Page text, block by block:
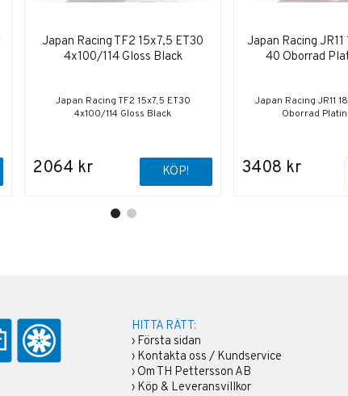
Japan Racing TF2 15x7,5 ET30
4x100/114 Gloss Black
Japan Racing TF2 15x7,5 ET30
4x100/114 Gloss Black
2064 kr KÖP!
Japan Racing
40 Oborrad
Japan Racing JR11
Oborrad
3408 kr
HITTA RÄTT:
› Första sidan
› Kontakta oss / Kundservice
› Om TH Pettersson AB
› Köp & Leveransvillkor